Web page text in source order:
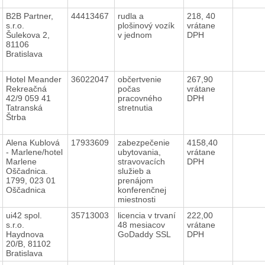
B2B Partner,
s.r.o.
Šulekova 2,
81106
Bratislava
44413467
rudla a
plošinový vozík
v jednom
218, 40
vrátane
DPH
Hotel Meander
Rekreačná
42/9 059 41
Tatranská
Štrba
36022047
občertvenie
počas
pracovného
stretnutia
267,90
vrátane
DPH
Alena Kublová
- Marlene/hotel
Marlene
Oščadnica.
1799, 023 01
Oščadnica
17933609
zabezpečenie
ubytovania,
stravovacích
služieb a
prenájom
konferenčnej
miestnosti
4158,40
vrátane
DPH
ui42 spol.
s.r.o.
Haydnova
20/B, 81102
Bratislava
35713003
licencia v trvaní
48 mesiacov
GoDaddy SSL
222,00
vrátane
DPH